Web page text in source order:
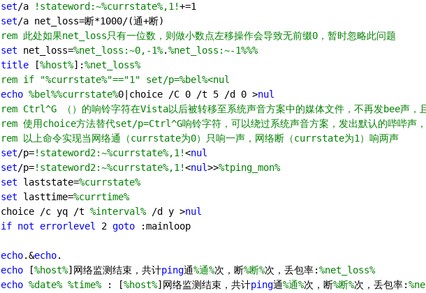
set/a !stateword:~%currstate%,1!+=1
set/a net_loss=断*1000/(通+断)
rem 此处如果net_loss只有一位数，则做小数点左移操作会导致无前缀0，暂时忽略此问题
set net_loss=%net_loss:~0,-1%.%net_loss:~-1%%%
title [%host%]:%net_loss%
rem if "%currstate%"=="1" set/p=%bel%<nul
echo %bel%%currstate%0 |choice /C 0 /t 5 /d 0 >nul
rem Ctrl^G （）的响铃字符在Vista以后被转移至系统声音方案中的媒体文件，不再发bee声，
rem 使用choice方法替代set/p=Ctrl^G响铃字符，可以绕过系统声音方案，发出默认的哔哔声
rem 以上命令实现当网络通（currstate为0）只响一声，网络断（currstate为1）响两声
set/p=!stateword2:~%currstate%,1!<nul
set/p=!stateword2:~%currstate%,1!<nul>>%tping_mon%
set laststate=%currstate%
set lasttime=%currtime%
choice /c yq /t %interval% /d y >nul
if not errorlevel 2 goto :mainloop
echo.&echo.
echo [%host%]网络监测结束，共计ping通%通%次，断%断%次，丢包率:%net_loss%
echo %date% %time% : [%host%]网络监测结束，共计ping通%通%次，断%断%次，丢包率: